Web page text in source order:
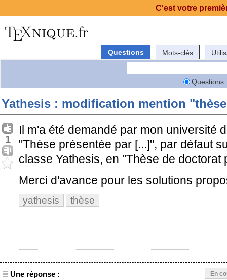
Questions Mots-clés
Questions
Yathesis : modification mention
1
Il m'a été demandé par mon université
"Thèse présentée par [...]", par défaut
classe Yathesis, en "Thèse de doctorat
Merci d'avance pour les solutions
yathesis thèse
Une réponse : En
C'est votre